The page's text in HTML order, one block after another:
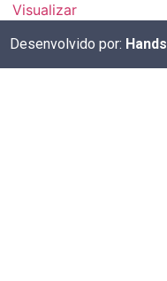
Visualizar
Desenvolvido por: Hands